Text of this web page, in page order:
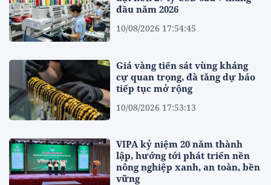
đầu năm 2026
10/08/2026 17:54:45
Giá vàng tiến sát vùng kháng
cự quan trọng, đà tăng dự báo
tiếp tục mở rộng
10/08/2026 17:53:13
VIPA kỷ niệm 20 năm thành
lập, hướng tới phát triển nền
nông nghiệp xanh, an toàn, bền
vững